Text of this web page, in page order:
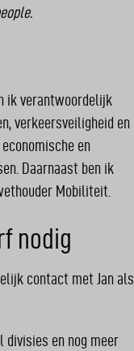
ik verantwoordelijk
verkeersveiligheid en
en
Daarnaast ben ik
Mobiliteit.
nodig
contact met Jan als
divisies en nog meer